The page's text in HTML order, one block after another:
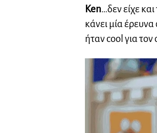
Ken…δεν είχε
κάνει μία
ήταν cool για